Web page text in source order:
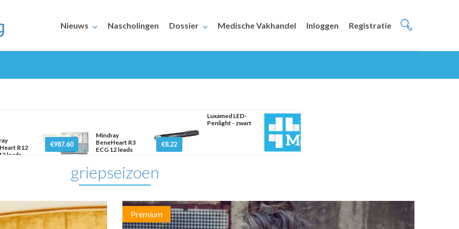
Nieuws Nascholingen Dossier Medische Vakhandel Inloggen Registratie
R12
leads
€987.60
Mindray
BeneHeart R3
ECG 12 leads
€8.22
Luxamed LED-
Penlight - zwart
griepseizoen
Premium